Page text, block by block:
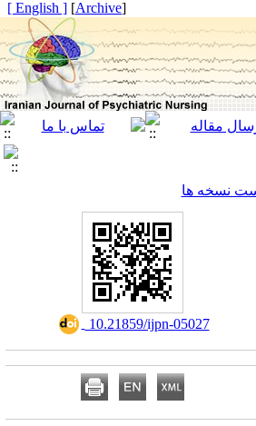
[
Archive
]
[ English ]
نسخه ها
‎ 10.21859/ijpn-05027